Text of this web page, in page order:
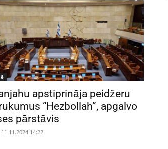
apstiprināja peidžeru
“Hezbollah”, apgalvo
pārstāvis
11.11.2024 14:22